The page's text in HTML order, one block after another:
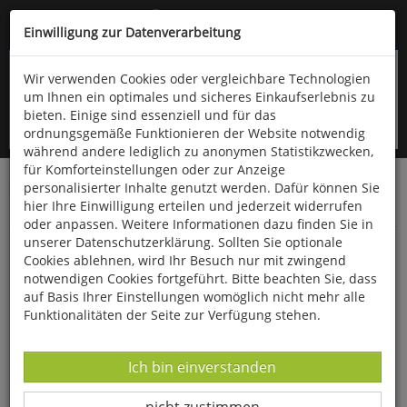
Kompletten Head der Seite überspringen
oder (06766) 9323-960
Startseite Bücher Quelle & Meyer Verlag
Fauna
Vögel
Die Vögel Mitteleuropas im Flug bestimmen
Einwilligung zur Datenverarbeitung
Wir verwenden Cookies oder vergleichbare Technologien
um Ihnen ein optimales und sicheres Einkaufserlebnis zu
bieten. Einige sind essenziell und für das
ordnungsgemäße Funktionieren der Website notwendig
während andere lediglich zu anonymen Statistikzwecken,
für Komforteinstellungen oder zur Anzeige
personalisierter Inhalte genutzt werden. Dafür können Sie
hier Ihre Einwilligung erteilen und jederzeit widerrufen
oder anpassen. Weitere Informationen dazu finden Sie in
unserer Datenschutzerklärung. Sollten Sie optionale
Cookies ablehnen, wird Ihr Besuch nur mit zwingend
notwendigen Cookies fortgeführt. Bitte beachten Sie, dass
auf Basis Ihrer Einstellungen womöglich nicht mehr alle
Funktionalitäten der Seite zur Verfügung stehen.
Datenverarbeitung -
Ich bin einverstanden